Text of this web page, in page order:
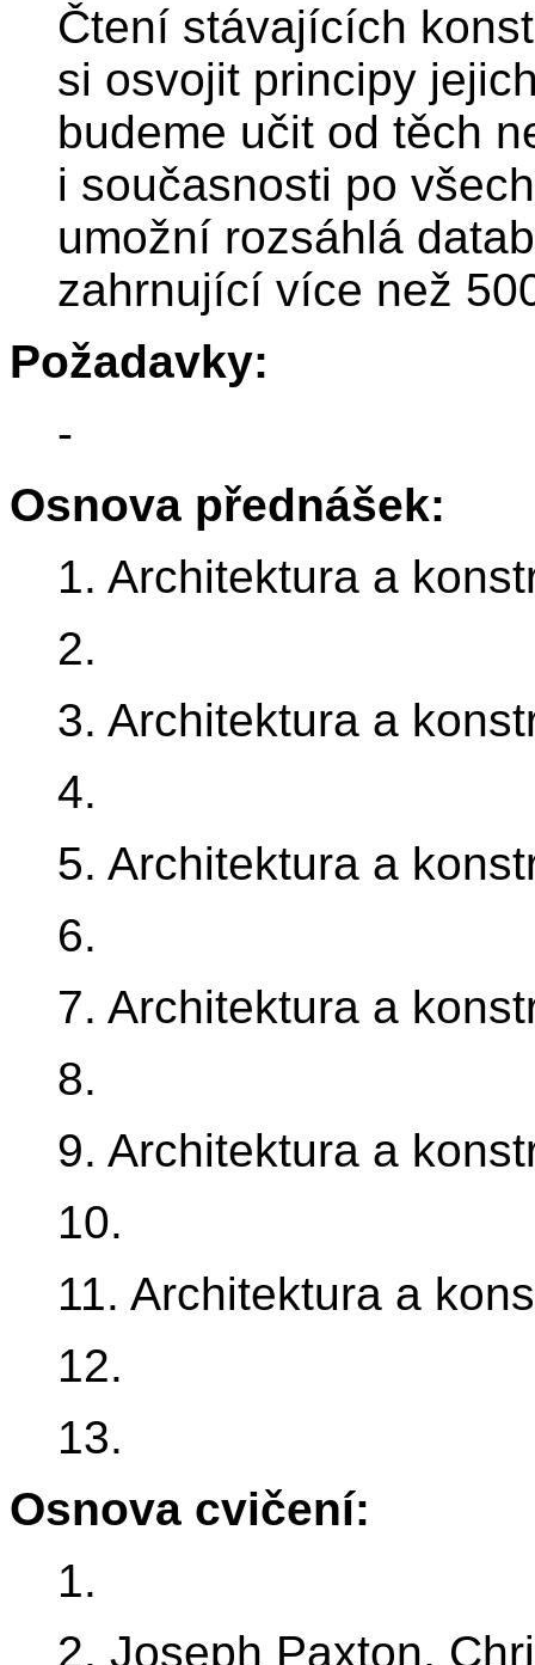
Čtení stávajících
si osvojit principy
budeme učit od těch
i současnosti po
umožní rozsáhlá
zahrnující více než
Požadavky:
-
Osnova přednášek:
1. Architektura a
2.
3. Architektura a
4.
5. Architektura a
6.
7. Architektura a
8.
9. Architektura a
10.
11. Architektura a
12.
13.
Osnova cvičení:
1.
2. Joseph Paxton,